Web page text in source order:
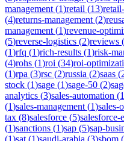
management (1)retail (13)
(4)returns-management (2)
management (1)revenue-
(5)reverse-logistics (2)reviews (
(1)rfq (1)rich-results (1)risk-
(4)rohs (1)roi (34)roi-
(1)rpa (3)rsc (2)russia (2)saas (
stock (1)sage (1)sage-50 (2)
analytics (3)sales-automation (1
(1)sales-management (1)sales-
tax (8)salesforce (5)salesforce-
(1)sanctions (1)sap (5)sap-
(1)sat (1)saudi-arabia (3)sbom (